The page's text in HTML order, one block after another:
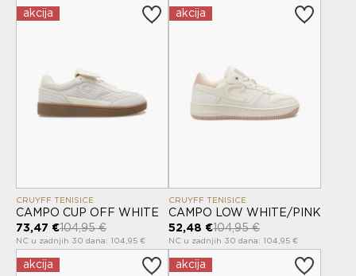
akcija
CRUYFF TENISICE
CAMPO CUP OFF WHITE
73,47 €104,95 €
NC u zadnjih 30 dana: 104,95 €
akcija
CRUYFF TENISICE
CAMPO LOW WHITE/PINK
52,48 €104,95 €
NC u zadnjih 30 dana: 104,95 €
akcija akcija